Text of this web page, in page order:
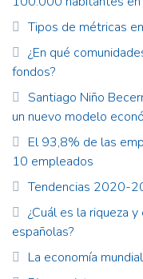
Tipos de métricas
¿En qué
fondos?
Santiago Niño
un nuevo modelo
El 93,8% de las
10 empleados
Tendencias 2020-
¿Cuál es la riqueza
españolas?
La economía